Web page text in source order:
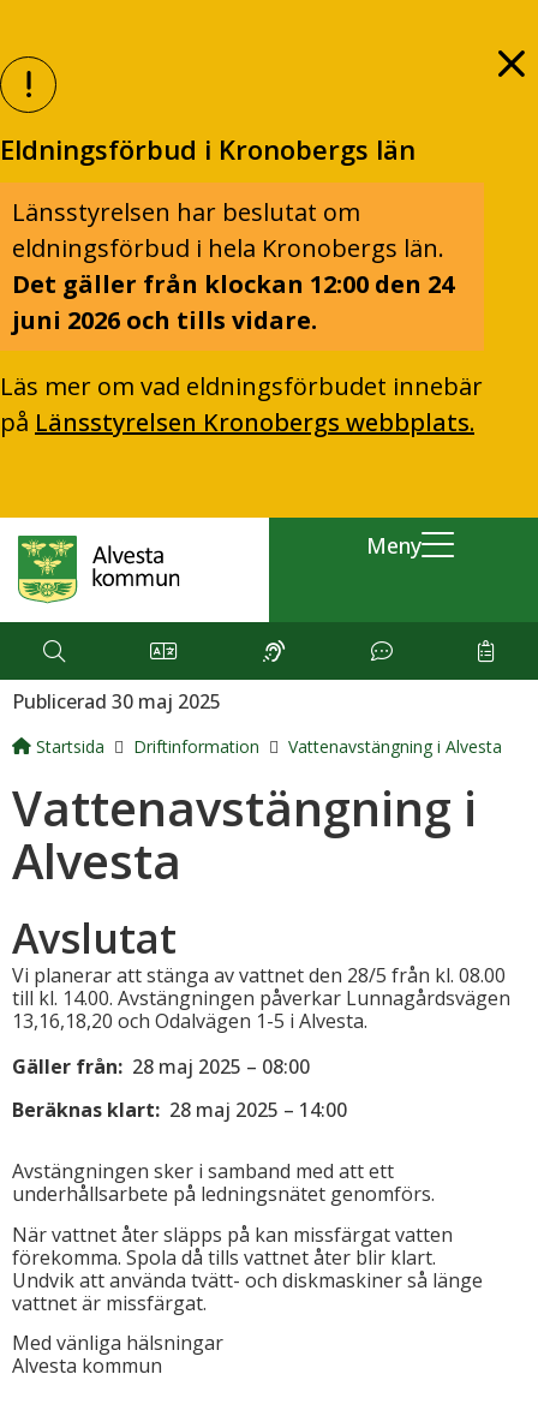
Eldningsförbud i Kronobergs län
Länsstyrelsen har beslutat om
eldningsförbud i hela Kronobergs län.
Det gäller från klockan 12:00 den 24
juni 2026 och tills vidare.
Läs mer om vad eldningsförbudet innebär
på Länsstyrelsen Kronobergs webbplats.
Meny
Publicerad 30 maj 2025
Startsida Driftinformation Vattenavstängning i Alvesta
Vattenavstängning i
Alvesta
Avslutat
Vi planerar att stänga av vattnet den 28/5 från kl. 08.00
till kl. 14.00. Avstängningen påverkar Lunnagårdsvägen
13,16,18,20 och Odalvägen 1-5 i Alvesta.
Gäller från: 28 maj 2025 – 08:00
Beräknas klart: 28 maj 2025 – 14:00
Avstängningen sker i samband med att ett
underhållsarbete på ledningsnätet genomförs.
När vattnet åter släpps på kan missfärgat vatten
förekomma. Spola då tills vattnet åter blir klart.
Undvik att använda tvätt- och diskmaskiner så länge
vattnet är missfärgat.
Med vänliga hälsningar
Alvesta kommun